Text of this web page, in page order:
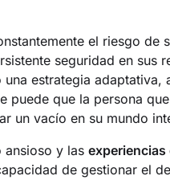
el riesgo de
seguridad en sus
estrategia adaptativa,
puede que la persona
un vacío en su mundo
ansioso y lasexperiencias
de gestionar el